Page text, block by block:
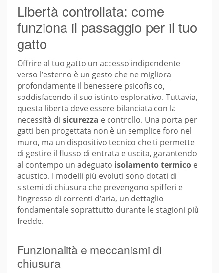
Libertà controllata: come
funziona il passaggio per il tuo
gatto
Offrire al tuo gatto un accesso indipendente
verso l’esterno è un gesto che ne migliora
profondamente il benessere psicofisico,
soddisfacendo il suo istinto esplorativo. Tuttavia,
questa libertà deve essere bilanciata con la
necessità di sicurezza e controllo. Una porta per
gatti ben progettata non è un semplice foro nel
muro, ma un dispositivo tecnico che ti permette
di gestire il flusso di entrata e uscita, garantendo
al contempo un adeguato isolamento termico e
acustico. I modelli più evoluti sono dotati di
sistemi di chiusura che prevengono spifferi e
l’ingresso di correnti d’aria, un dettaglio
fondamentale soprattutto durante le stagioni più
fredde.
Funzionalità e meccanismi di
chiusura